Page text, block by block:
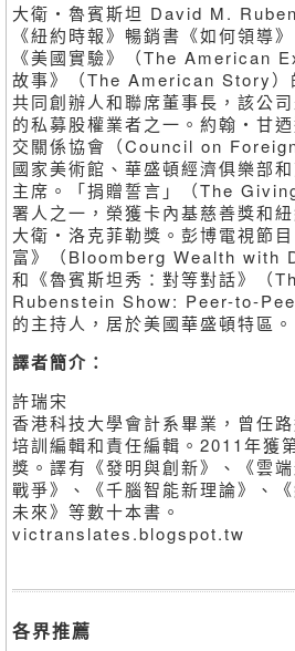
大衛・魯賓斯坦 David M.
《紐約時報》暢銷書《如何領導
《美國實驗》（The American
故事》（The American Story）
共同創辦人和聯席董事長，該公
的私募股權業者之一。約翰・甘
交關係協會（Council on
國家美術館、華盛頓經濟俱樂部
主席。「捐贈誓言」（The
署人之一，榮獲卡內基慈善獎和
大衛・洛克菲勒獎。彭博電視節
富》（Bloomberg Wealth with
和《魯賓斯坦秀：對等對話》（
Rubenstein Show: Peer-to-
的主持人，居於美國華盛頓特區。
譯者簡介：
許瑞宋
香港科技大學會計系畢業，曾任
培訓編輯和責任編輯。2011年獲
獎。譯有《發明與創新》、《雲
戰爭》、《千腦智能新理論》、
未來》等數十本書。
victranslates.blogspot.tw
各界推薦